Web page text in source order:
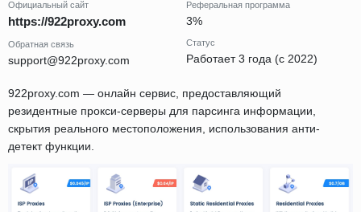
Официальный сайт
https://922proxy.com
Обратная связь
support@922proxy.com
Реферальная программа
3%
Статус
Работает 3 года (с 2022)
922proxy.com — онлайн сервис, предоставляющий
резидентные прокси-серверы для парсинга информации,
скрытия реального местоположения, использования анти-
детект функции.